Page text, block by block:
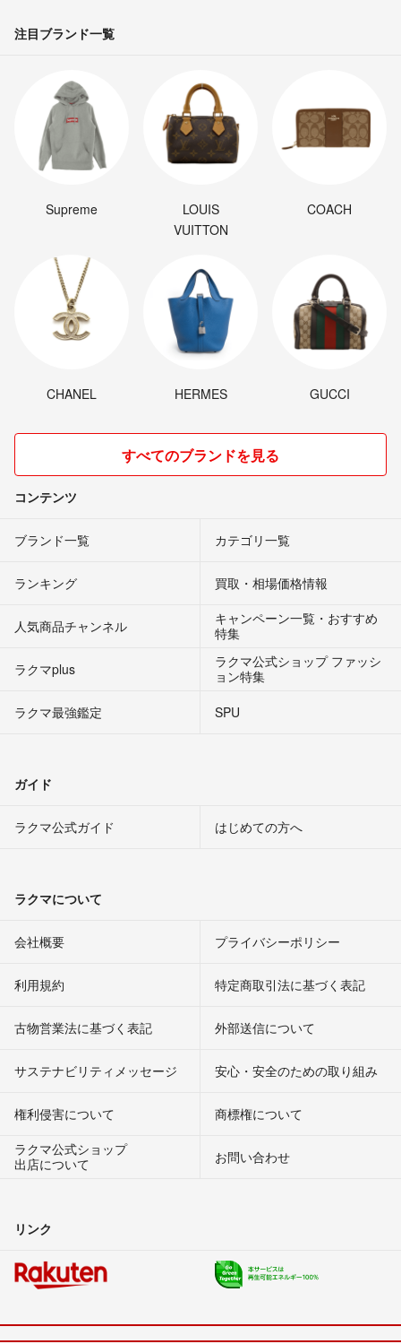
注目ブランド一覧
Supreme
LOUIS
VUITTON
COACH
CHANEL HERMES GUCCI
すべてのブランドを見る
コンテンツ
ブランド一覧 カテゴリ一覧
ランキング 買取・相場価格情報
人気商品チャンネル
キャンペーン一覧・おすすめ
特集
ラクマplus
ラクマ公式ショップ ファッシ
ョン特集
ラクマ最強鑑定
SPU
ガイド
ラクマ公式ガイド はじめての方へ
ラクマについて
会社概要 プライバシーポリシー
利用規約 特定商取引法に基づく表記
古物営業法に基づく表記 外部送信について
サステナビリティメッセージ 安心・安全のための取り組み
権利侵害について
商標権について
ラクマ公式ショップ
出店について
お問い合わせ
リンク